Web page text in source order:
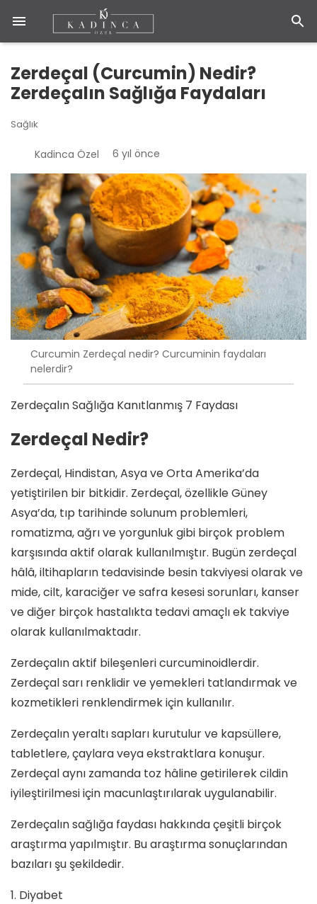
Zerdeçal (Curcumin) Nedir?
Zerdeçalın Sağlığa Faydaları
Sağlık
Kadinca Özel 6 yıl önce
Curcumin Zerdeçal nedir? Curcuminin faydaları
nelerdir?
Zerdeçalın Sağlığa Kanıtlanmış 7 Faydası
Zerdeçal Nedir?
Zerdeçal, Hindistan, Asya ve Orta Amerika’da
yetiştirilen bir bitkidir. Zerdeçal, özellikle Güney
Asya’da, tıp tarihinde solunum problemleri,
romatizma, ağrı ve yorgunluk gibi birçok problem
karşısında aktif olarak kullanılmıştır. Bugün zerdeçal
hâlâ, iltihapların tedavisinde besin takviyesi olarak ve
mide, cilt, karaciğer ve safra kesesi sorunları, kanser
ve diğer birçok hastalıkta tedavi amaçlı ek takviye
olarak kullanılmaktadır.
Zerdeçalın aktif bileşenleri curcuminoidlerdir.
Zerdeçal sarı renklidir ve yemekleri tatlandırmak ve
kozmetikleri renklendirmek için kullanılır.
Zerdeçalın yeraltı sapları kurutulur ve kapsüllere,
tabletlere, çaylara veya ekstraktlara konuşur.
Zerdeçal aynı zamanda toz hâline getirilerek cildin
iyileştirilmesi için macunlaştırılarak uygulanabilir.
Zerdeçalın sağlığa faydası hakkında çeşitli birçok
araştırma yapılmıştır. Bu araştırma sonuçlarından
bazıları şu şekildedir.
1. Diyabet